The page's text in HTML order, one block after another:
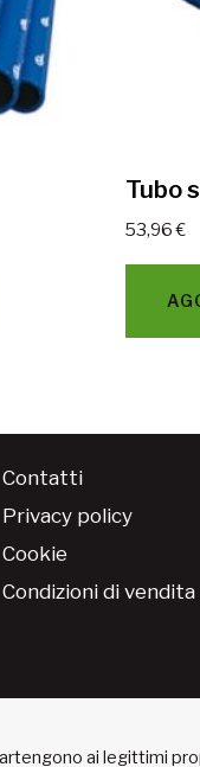
Tubo
53,96€
Contatti
Privacy policy
Cookie
Condizioni di vendita
ai legittimi